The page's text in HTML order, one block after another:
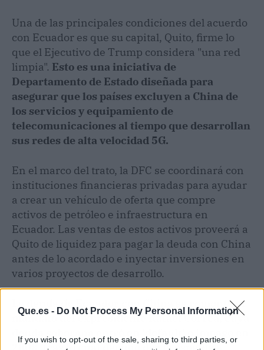
Que.es - Do Not Process My Personal Information
If you wish to opt-out of the sale, sharing to third parties, or
Una de las principales condiciones del acuerdo
con Ecuador es que su capital, Quito, firme lo
que el Ejecutivo de Trump considera "una red
limpia". Esto es una iniciativa de
Departamento de Estado diseñada para
asegurar que los países excluyen a China de
los servicios y equipamiento de
telecomunicaciones al tiempo que desarrollan
sus redes de alta velocidad 5G.
En el marco del trato, la DFC se coordinará con
instituciones financieras privadas para ayudar
a crear un vehículo de oferta que compre
activos de petróleo e infraestructura en
Ecuador. Las ventas de estos activos proveerá a
Quito de liquidez para pagar la deuda con China
antes de lo acordado e inyectar inversiones en
varios proyectos de desarrollo.
La deuda de Ecuador con China se remonta al
mandato del expresidente Rafael Correa, cuya
2008, tras lo cual decidió dar la espalda a